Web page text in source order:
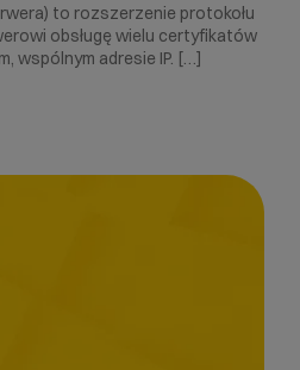
to rozszerzenie protokołu
obsługę wielu certyfikatów
wspólnym adresie IP. […]